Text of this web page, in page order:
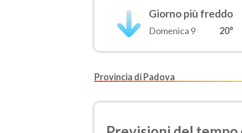
Giorno più freddo
Domenica 9 20°
Provincia di Padova